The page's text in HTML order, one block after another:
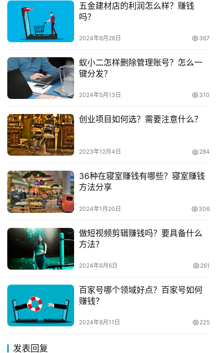
开一个这样的店铺，可以满足这些男女的需求，帮他们解决
问题。此外，出租打印机、共享车子等都是不错的选择。
推荐阅读：
网店租赁可靠吗?出租一个月多少钱?
淘宝租赁店铺怎么开?都有哪些产品?
本文来自投稿，不代表早谈创业网立场，作者：小敏，如若转
载，请注明出处：
https://www.zaotuan.com.cn/126448.html
作者本人。本站仅提供信息存储空间服务，不拥有所有权，不
承担相关法律责任。如发现本站有涉嫌抄袭侵权/违法违规的内
容， 请发送邮件至153055113@qq.com
本站将立刻删除。
五金建材店的利润怎么样？赚钱
吗？
2024年6月26日 367
蚁小二怎样删除管理账号？怎么一
键分发？
2024年5月13日 310
创业项目如何选？需要注意什么？
2023年12月4日 284
36种在寝室赚钱有哪些？寝室赚钱
方法分享
2024年1月20日 306
做短视频剪辑赚钱吗？要具备什么
方法？
2024年6月6日 261
百家号哪个领域好点？百家号如何
赚钱？
2024年8月11日 225
发表回复